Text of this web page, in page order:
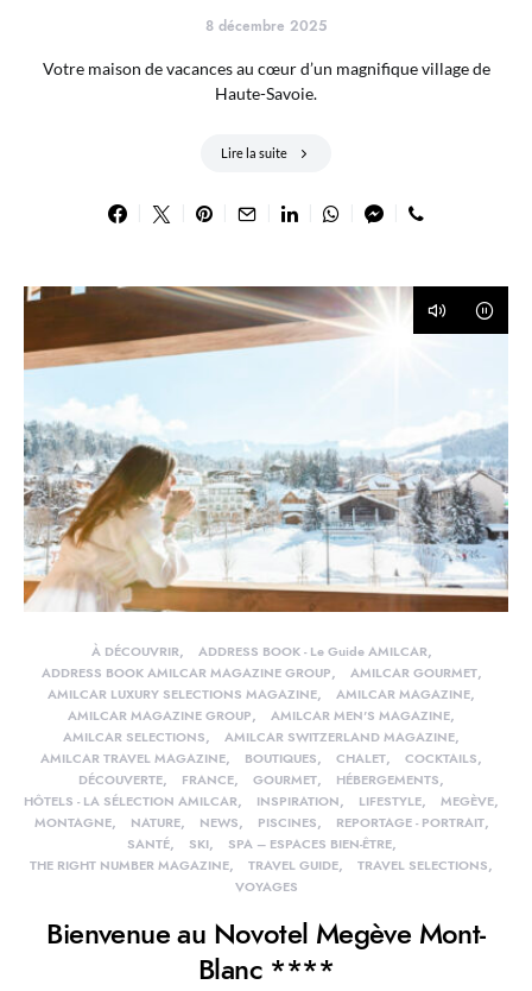
8 décembre 2025
Votre maison de vacances au cœur d’un magnifique village de
Haute-Savoie.
Lire la suite
À DÉCOUVRIR
ADDRESS BOOK - Le Guide AMILCAR
ADDRESS BOOK AMILCAR MAGAZINE GROUP
AMILCAR GOURMET
AMILCAR LUXURY SELECTIONS MAGAZINE
AMILCAR MAGAZINE
AMILCAR MAGAZINE GROUP
AMILCAR MEN'S MAGAZINE
AMILCAR SELECTIONS
AMILCAR SWITZERLAND MAGAZINE
AMILCAR TRAVEL MAGAZINE
BOUTIQUES CHALET
COCKTAILS
DÉCOUVERTE
FRANCE GOURMET
HÉBERGEMENTS
HÔTELS - LA SÉLECTION AMILCAR
INSPIRATION LIFESTYLE
MEGÈVE
MONTAGNE
NATURE NEWS PISCINES
REPORTAGE - PORTRAIT
SANTÉ
SKI
SPA – ESPACES BIEN-ÊTRE
THE RIGHT NUMBER MAGAZINE
TRAVEL GUIDE
TRAVEL SELECTIONS
VOYAGES
Bienvenue au Novotel Megève Mont-
Blanc ****